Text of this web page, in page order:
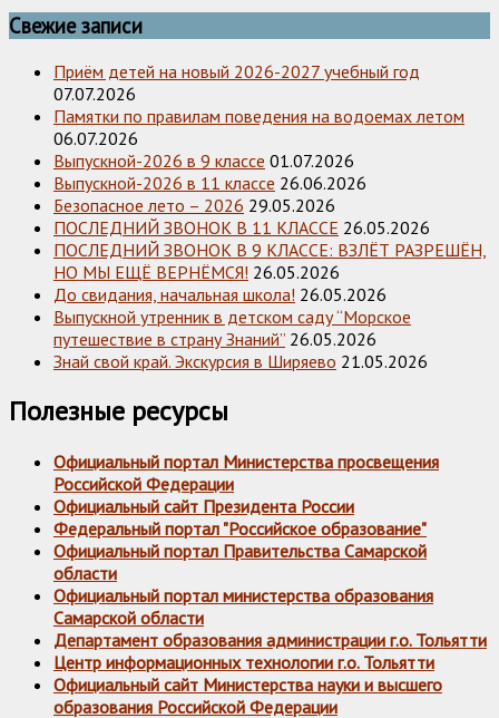
Свежие записи
Приём детей на новый 2026-2027 учебный год
07.07.2026
Памятки по правилам поведения на водоемах летом
06.07.2026
Выпускной-2026 в 9 классе 01.07.2026
Выпускной-2026 в 11 классе 26.06.2026
Безопасное лето – 2026 29.05.2026
ПОСЛЕДНИЙ ЗВОНОК В 11 КЛАССЕ 26.05.2026
ПОСЛЕДНИЙ ЗВОНОК В 9 КЛАССЕ: ВЗЛЁТ РАЗРЕШЁН,
НО МЫ ЕЩЁ ВЕРНЁМСЯ! 26.05.2026
До свидания, начальная школа! 26.05.2026
Выпускной утренник в детском саду “Морское
путешествие в страну Знаний” 26.05.2026
Знай свой край. Экскурсия в Ширяево 21.05.2026
Полезные ресурсы
Официальный портал Министерства просвещения
Российской Федерации
Официальный сайт Президента России
Федеральный портал "Российское образование"
Официальный портал Правительства Самарской
области
Официальный портал министерства образования
Самарской области
Департамент образования администрации г.о. Тольятти
Центр информационных технологии г.о. Тольятти
Официальный сайт Министерства науки и высшего
образования Российской Федерации